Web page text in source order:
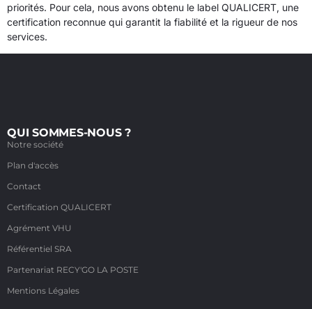
priorités. Pour cela, nous avons obtenu le label QUALICERT, une
certification reconnue qui garantit la fiabilité et la rigueur de nos
services.
QUI SOMMES-NOUS ?
Notre société
Plan d'accès
Contact
Certification QUALICERT
Agrément VHU
Référentiel SRA
Partenariat RECY'GO LA POSTE
Mentions Légales